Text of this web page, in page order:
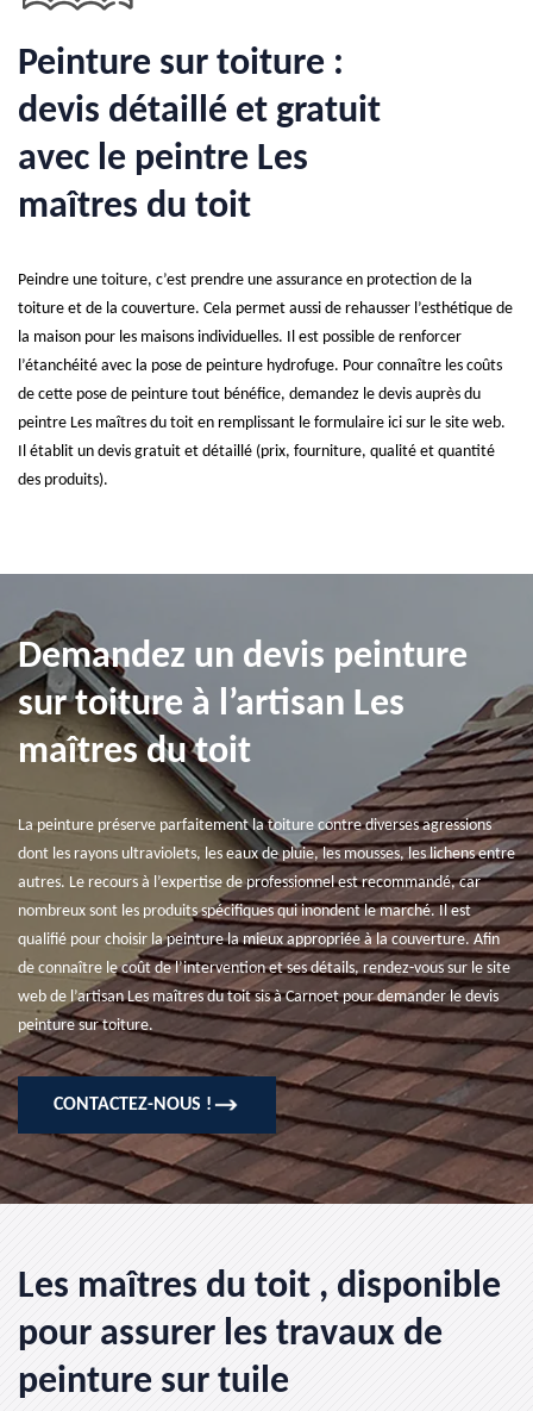
Peinture sur toiture :
devis détaillé et gratuit
avec le peintre Les
maîtres du toit
Peindre une toiture, c’est prendre une assurance en protection de la
toiture et de la couverture. Cela permet aussi de rehausser l’esthétique de
la maison pour les maisons individuelles. Il est possible de renforcer
l’étanchéité avec la pose de peinture hydrofuge. Pour connaître les coûts
de cette pose de peinture tout bénéfice, demandez le devis auprès du
peintre Les maîtres du toit en remplissant le formulaire ici sur le site web.
Il établit un devis gratuit et détaillé (prix, fourniture, qualité et quantité
des produits).
Demandez un devis peinture
sur toiture à l’artisan Les
maîtres du toit
La peinture préserve parfaitement la toiture contre diverses agressions
dont les rayons ultraviolets, les eaux de pluie, les mousses, les lichens entre
autres. Le recours à l’expertise de professionnel est recommandé, car
nombreux sont les produits spécifiques qui inondent le marché. Il est
qualifié pour choisir la peinture la mieux appropriée à la couverture. Afin
de connaître le coût de l’intervention et ses détails, rendez-vous sur le site
web de l’artisan Les maîtres du toit sis à Carnoet pour demander le devis
peinture sur toiture.
CONTACTEZ-NOUS !
Les maîtres du toit , disponible
pour assurer les travaux de
peinture sur tuile